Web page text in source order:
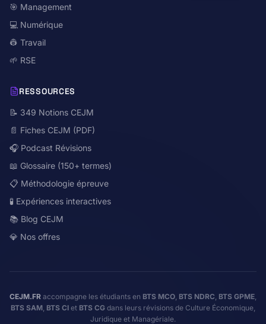
🎯 Management
💻 Numérique
👷 Travail
🌱 RSE
RESSOURCES
📝 349 Notions CEJM
📄 Fiches CEJM (PDF)
🎧 Podcast Révisions
📖 Glossaire (150+ termes)
📋 Méthodologie épreuve
🧪 Expériences interactives
📚 Blog CEJM
💎 Nos offres
CEJM.FR accompagne les étudiants en BTS MCO, BTS NDRC, BTS GPME,
BTS SAM, BTS CI et BTS CG dans leurs révisions de Culture Économique,
Juridique et Managériale.